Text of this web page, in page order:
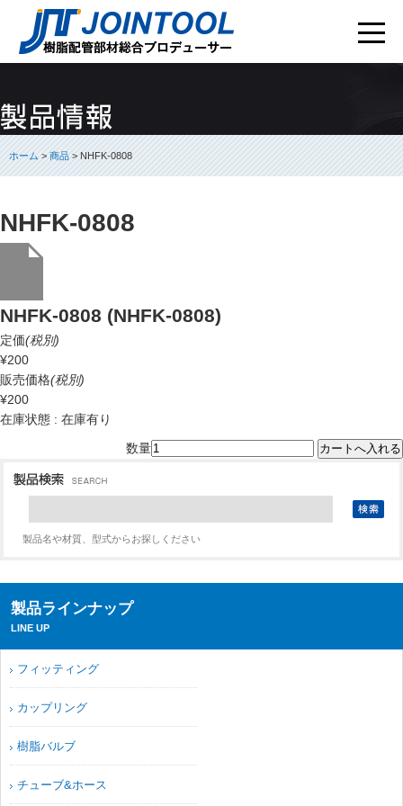
ホーム>商品> NHFK-0808
NHFK-0808
NHFK-0808 (NHFK-0808)
定価(税別)
¥200
販売価格(税別)
¥200
在庫状態 : 在庫有り
数量
製品名や材質、型式からお探しください
製品ラインナップ
LINE UP
フィッティング
カップリング
樹脂バルブ
チューブ&ホース